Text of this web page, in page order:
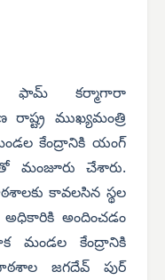
ఫామ్ కర్మాగారా
ముఖ్యమంత్రి
కేంద్రానికి యంగ్
మంజూరు చేశారు.
కావలసిన స్థల
అందించడం
మండల కేంద్రానికి
జగదేవ్ పుర్